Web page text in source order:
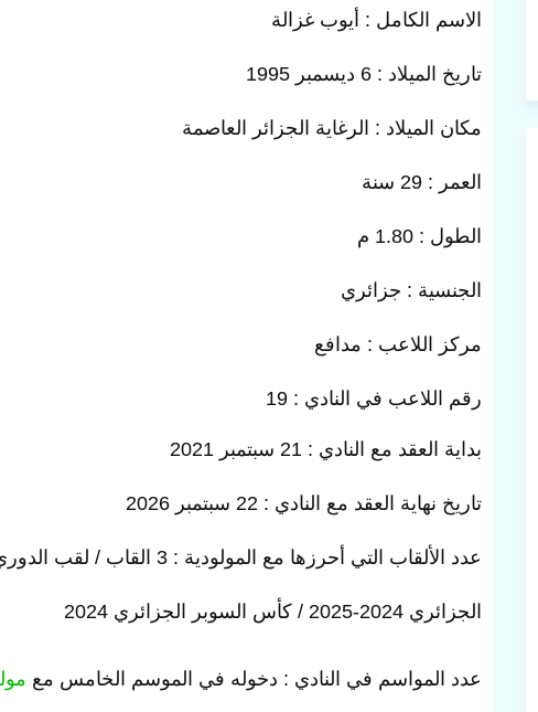
الاسم الكامل : أيوب غزالة
تاريخ الميلاد : 6 ديسمبر 1995
مكان الميلاد : الرغاية الجزائر العاصمة
العمر : 29 سنة
الطول : 1.80 م
الجنسية : جزائري
مركز اللاعب : مدافع
رقم اللاعب في النادي : 19
بداية العقد مع النادي : 21 سبتمبر 2021
تاريخ نهاية العقد مع النادي : 22 سبتمبر 2026
عدد الألقاب التي أحرزها مع المولودية : 3 القاب / لقب الدوري الجزائري 2023-2024 /
الجزائري 2024-2025 / كأس السوبر الجزائري 2024
عدد المواسم في النادي : دخوله في الموسم الخامس مع